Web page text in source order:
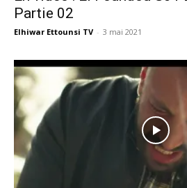
Partie 02
Elhiwar Ettounsi TV - 3 mai 2021